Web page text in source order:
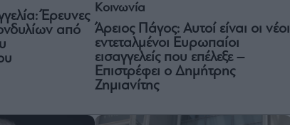
Έρευνες
από
Κοινωνία
Άρειος Πάγος: Αυτοί είναι οι νέοι
εντεταλμένοι Ευρωπαίοι
εισαγγελείς που επέλεξε –
Επιστρέφει ο Δημήτρης
Ζημιανίτης